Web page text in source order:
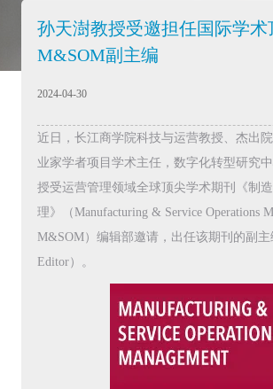
孙天澍教授受邀担任国际学术
M&SOM副主编
2024-04-30
近日，长江商学院科技与运营教授、杰出
业家学者项目学术主任，数字化转型研究
授受运营管理领域全球顶尖学术期刊《制
理》（Manufacturing & Service Operations
M&SOM）编辑部邀请，出任该期刊的副主
Editor）。